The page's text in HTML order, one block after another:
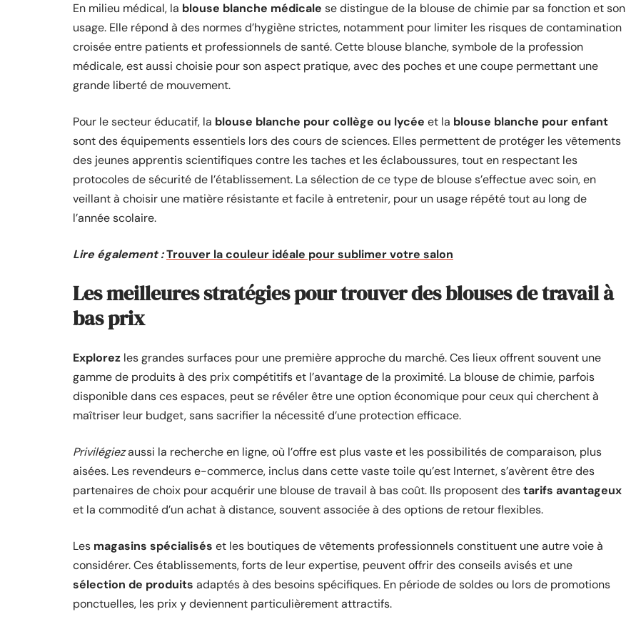
En milieu médical, la blouse blanche médicale se distingue de la blouse de chimie par sa fonction et son
usage. Elle répond à des normes d’hygiène strictes, notamment pour limiter les risques de contamination
croisée entre patients et professionnels de santé. Cette blouse blanche, symbole de la profession
médicale, est aussi choisie pour son aspect pratique, avec des poches et une coupe permettant une
grande liberté de mouvement.
Pour le secteur éducatif, la blouse blanche pour collège ou lycée et la blouse blanche pour enfant
sont des équipements essentiels lors des cours de sciences. Elles permettent de protéger les vêtements
des jeunes apprentis scientifiques contre les taches et les éclaboussures, tout en respectant les
protocoles de sécurité de l’établissement. La sélection de ce type de blouse s’effectue avec soin, en
veillant à choisir une matière résistante et facile à entretenir, pour un usage répété tout au long de
l’année scolaire.
Lire également :Trouver la couleur idéale pour sublimer votre salon
Les meilleures stratégies pour trouver des blouses de travail à
bas prix
Explorez les grandes surfaces pour une première approche du marché. Ces lieux offrent souvent une
gamme de produits à des prix compétitifs et l’avantage de la proximité. La blouse de chimie, parfois
disponible dans ces espaces, peut se révéler être une option économique pour ceux qui cherchent à
maîtriser leur budget, sans sacrifier la nécessité d’une protection efficace.
Privilégiezaussi la recherche en ligne, où l’offre est plus vaste et les possibilités de comparaison, plus
aisées. Les revendeurs e-commerce, inclus dans cette vaste toile qu’est Internet, s’avèrent être des
partenaires de choix pour acquérir une blouse de travail à bas coût. Ils proposent destarifs avantageux
et la commodité d’un achat à distance, souvent associée à des options de retour flexibles.
Les magasins spécialisés et les boutiques de vêtements professionnels constituent une autre voie à
considérer. Ces établissements, forts de leur expertise, peuvent offrir des conseils avisés et une
sélection de produits adaptés à des besoins spécifiques. En période de soldes ou lors de promotions
ponctuelles, les prix y deviennent particulièrement attractifs.